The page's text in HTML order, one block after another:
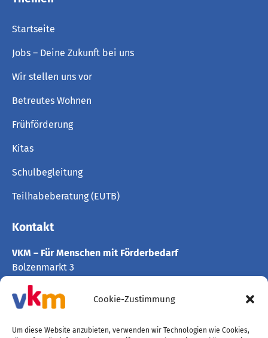
Cookie-Zustimmung
Um diese Website anzubieten, verwenden wir Technologien wie Cookies,
Startseite
Jobs – Deine Zukunft bei uns
Wir stellen uns vor
Betreutes Wohnen
Frühförderung
Kitas
Schulbegleitung
Teilhabeberatung (EUTB)
Kontakt
VKM – Für Menschen mit Förderbedarf
Bolzenmarkt 3
Tel. 05244 405764-80
Fax 05244 405764-89
info@vkmgt.de